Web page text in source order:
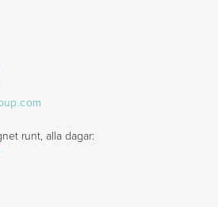
runt, alla dagar: